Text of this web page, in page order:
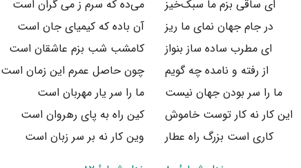
ای ساقی بزم ما سبک‌خیز
می‌ده که سرم ز می گران است
در جام جهان نمای ما ریز
آن باده که کیمیای جان است
ای مطرب ساده ساز بنواز
کامشب شب بزم عاشقان است
از رفته و نامده چه گویم
چون حاصل عمرم این زمان است
ما را سر بودن جهان نیست
ما را سر یار مهربان است
این کار نه کار توست خاموش
کین راه به پای رهروان است
کاری است بزرگ راه عطار
وین کار نه بر سر زبان است